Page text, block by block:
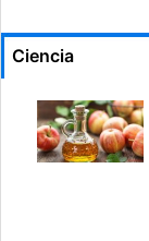
Ciencia